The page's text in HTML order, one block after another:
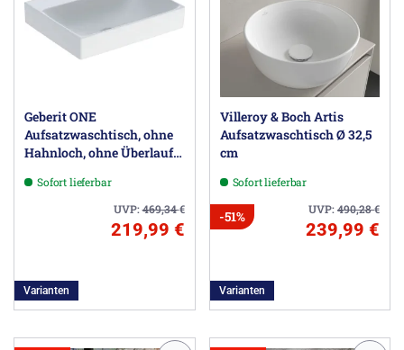
Geberit ONE
Aufsatzwaschtisch, ohne
Hahnloch, ohne Überlauf,
Sofort lieferbar
UVP:469,34€
219,99 €
Varianten
Villeroy & Boch Artis
Aufsatzwaschtisch Ø 32,5
cm
Sofort lieferbar
UVP:490,28€
-51%
239,99 €
Varianten